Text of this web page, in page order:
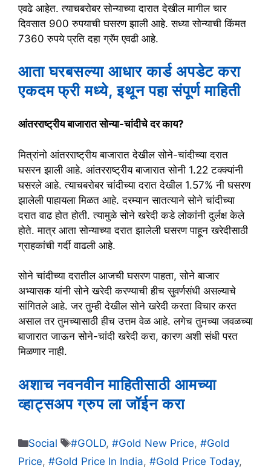
एवढे आहेत. त्याचबरोबर सोन्याच्या दारात देखील मागील चार
दिवसात 900 रुपयाची घसरण झाली आहे. सध्या सोन्याची किंमत
7360 रुपये प्रति दहा ग्रॅम एवढी आहे.
आता घरबसल्या आधार कार्ड अपडेट करा
एकदम फ्री मध्ये, इथून पहा संपूर्ण माहिती
आंतरराष्ट्रीय बाजारात सोन्या-चांदीचे दर काय?
मित्रांनो आंतरराष्ट्रीय बाजारात देखील सोने-चांदीच्या दरात
घसरन झाली आहे. आंतरराष्ट्रीय बाजारात सोनी 1.22 टक्क्यांनी
घसरले आहे. त्याचबरोबर चांदीच्या दरात देखील 1.57% नी घसरण
झालेली पाहायला मिळत आहे. दरम्यान सातत्याने सोने चांदीच्या
दरात वाढ होत होती. त्यामुळे सोने खरेदी कडे लोकांनी दुर्लक्ष केले
होते. मात्र आता सोन्याच्या दरात झालेली घसरण पाहून खरेदीसाठी
ग्राहकांची गर्दी वाढली आहे.
सोने चांदीच्या दरातील आजची घसरण पाहता, सोने बाजार
अभ्यासक यांनी सोने खरेदी करण्याची हीच सुवर्णसंधी असल्याचे
सांगितले आहे. जर तुम्ही देखील सोने खरेदी करता विचार करत
असाल तर तुमच्यासाठी हीच उत्तम वेळ आहे. लगेच तुमच्या जवळच्या
बाजारात जाऊन सोने-चांदी खरेदी करा, कारण अशी संधी परत
मिळणार नाही.
अशाच नवनवीन माहितीसाठी आमच्या
व्हाट्सअप ग्रुप ला जॉईन करा
Categories
Social Tags
#GOLD, #Gold New Price, #Gold
Price, #Gold Price In India, #Gold Price Today,